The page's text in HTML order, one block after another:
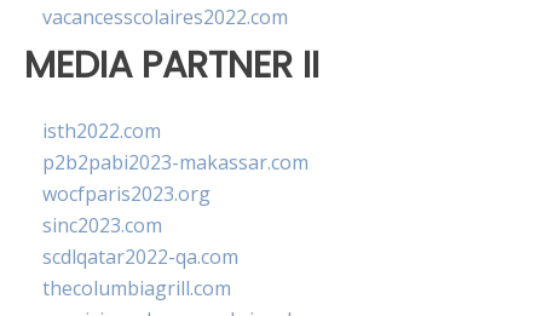
vacancesscolaires2022.com
MEDIA PARTNER II
isth2022.com
p2b2pabi2023-makassar.com
wocfparis2023.org
sinc2023.com
scdlqatar2022-qa.com
thecolumbiagrill.com